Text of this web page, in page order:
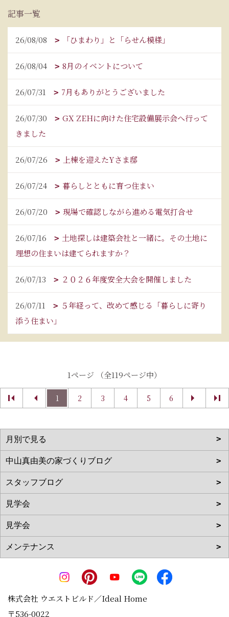
記事一覧
26/08/08 「ひまわり」と「らせん模様」
26/08/04 8月のイベントについて
26/07/31 7月もありがとうございました
26/07/30
GX ZEHに向けた住宅設備展示会へ行って
きました
26/07/26 上棟を迎えたYさま邸
26/07/24 暮らしとともに育つ住まい
26/07/20 現場で確認しながら進める電気打合せ
26/07/16
土地探しは建築会社と一緒に。その土地に
理想の住まいは建てられますか？
26/07/13 ２０２６年度安全大会を開催しました
26/07/11
５年経って、改めて感じる「暮らしに寄り
添う住まい」
1ページ （全119ページ中）
1 2 3 4 5 6
株式会社 ウエストビルド／Ideal Home
〒536-0022